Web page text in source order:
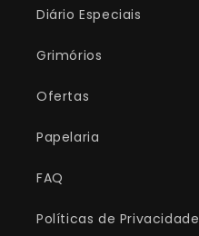
Diário Especiais
Grimórios
Ofertas
Papelaria
FAQ
Políticas de Privacidade